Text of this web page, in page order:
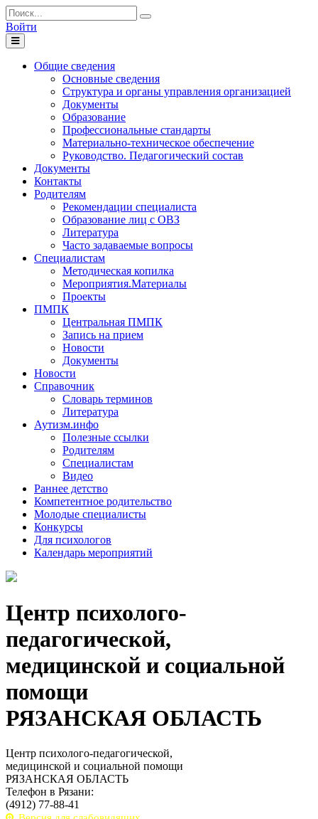
Войти
Toggle
navigation
Общие сведения
Основные сведения
Структура и органы управления организацией
Документы
Образование
Профессиональные стандарты
Материально-техническое обеспечение
Руководство. Педагогический состав
Документы
Контакты
Родителям
Рекомендации специалиста
Образование лиц с ОВЗ
Литература
Часто задаваемые вопросы
Специалистам
Методическая копилка
Мероприятия.Материалы
Проекты
ПМПК
Центральная ПМПК
Запись на прием
Новости
Документы
Новости
Справочник
Словарь терминов
Литература
Аутизм.инфо
Полезные ссылки
Родителям
Специалистам
Видео
Раннее детство
Компетентное родительство
Молодые специалисты
Конкурсы
Для психологов
Календарь мероприятий
Центр психолого-
педагогической,
медицинской и социальной
помощи
РЯЗАНСКАЯ ОБЛАСТЬ
Центр психолого-педагогической,
медицинской и социальной помощи
РЯЗАНСКАЯ ОБЛАСТЬ
Телефон в Рязани:
(4912) 77-88-41